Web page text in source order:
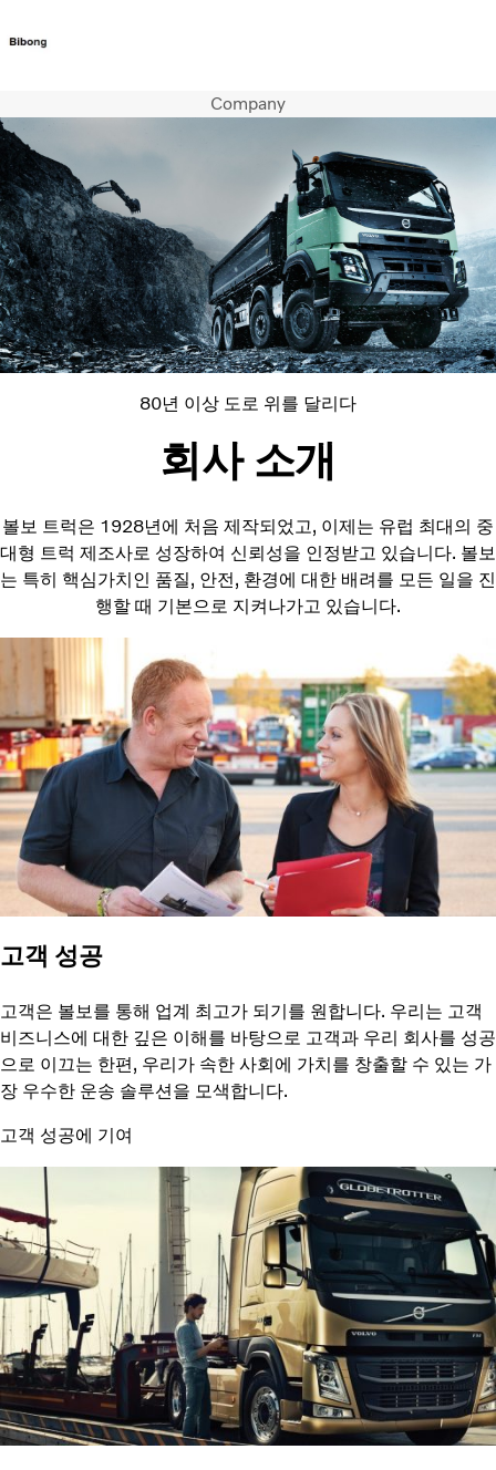
트럭
서비스
뉴스
연락처
Company
80년 이상 도로 위를 달리다
회사 소개
볼보 트럭은 1928년에 처음 제작되었고, 이제는 유럽 최대의 중
대형 트럭 제조사로 성장하여 신뢰성을 인정받고 있습니다. 볼보
는 특히 핵심가치인 품질, 안전, 환경에 대한 배려를 모든 일을 진
행할 때 기본으로 지켜나가고 있습니다.
고객 성공
고객은 볼보를 통해 업계 최고가 되기를 원합니다. 우리는 고객
비즈니스에 대한 깊은 이해를 바탕으로 고객과 우리 회사를 성공
으로 이끄는 한편, 우리가 속한 사회에 가치를 창출할 수 있는 가
장 우수한 운송 솔루션을 모색합니다.
고객 성공에 기여